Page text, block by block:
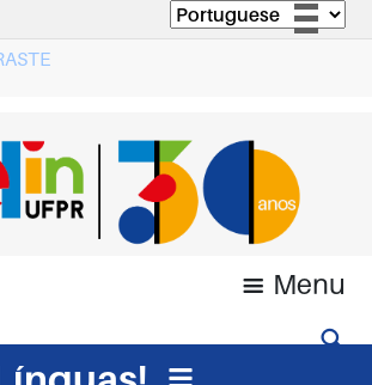
Acesso à informação
Legislação
Canais
Menu